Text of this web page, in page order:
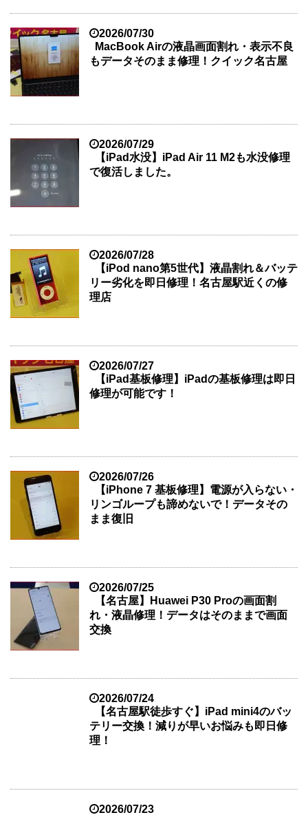
2026/07/30
MacBook Airの液晶画面割れ・表示不良
もデータそのまま修理！クイック名古屋
2026/07/29
【iPad水没】iPad Air 11 M2も水没修理
で復活しました。
2026/07/28
【iPod nano第5世代】液晶割れ＆バッテ
リー劣化を即日修理！名古屋駅近くの修
理店
2026/07/27
【iPad基板修理】iPadの基板修理は即日
修理が可能です！
2026/07/26
【iPhone 7 基板修理】電源が入らない・
リンゴループも諦めないで！データその
まま復旧
2026/07/25
【名古屋】Huawei P30 Proの画面割
れ・液晶修理！データはそのままで画面
交換
2026/07/24
【名古屋駅徒歩すぐ】iPad mini4のバッ
テリー交換！減りが早いお悩みも即日修
理！
2026/07/23